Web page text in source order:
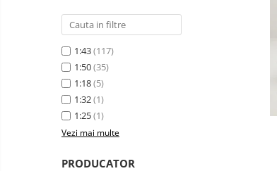
Machete camioane
Machete camionete si dubite
Machete cisterne
Machete autobuze
Machete autocare
Machete
Machete autoturisme clasice
Machete autoturisme de
1:43(117)
1:50(35)
1:18(5)
1:32(1)
1:25(1)
Vezi mai multe
PRODUCATOR